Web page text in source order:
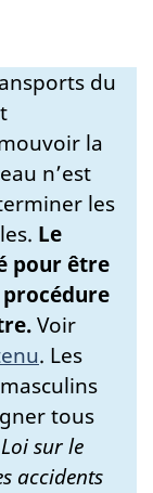
du
la
n’est
les
Le
pour être
Voir
. Les
tous
Loi sur le
accidents